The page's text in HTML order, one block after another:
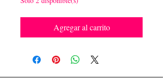
Agregar al carrito